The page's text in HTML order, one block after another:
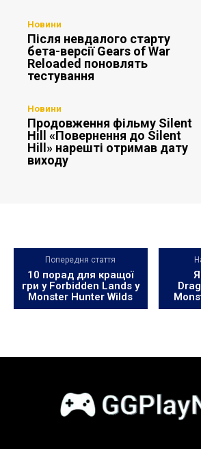
Новини
Після невдалого старту
бета-версії Gears of War
Reloaded поновлять
тестування
Новини
Продовження фільму Silent
Hill «Повернення до Silent
Hill» нарешті отримав дату
виходу
Попередня стаття
10 порад для кращої
гри у Forbidden Lands у
Monster Hunter Wilds